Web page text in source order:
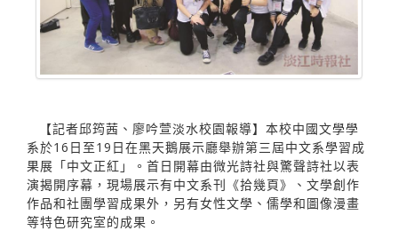
【記者邱筠茜、廖吟萱淡水校園報導】本校中國文學學
系於16日至19日在黑天鵝展示廳舉辦第三屆中文系學習成
果展「中文正紅」。首日開幕由微光詩社與驚聲詩社以表
演揭開序幕，現場展示有中文系刊《拾幾頁》、文學創作
作品和社團學習成果外，另有女性文學、儒學和圖像漫畫
等特色研究室的成果。